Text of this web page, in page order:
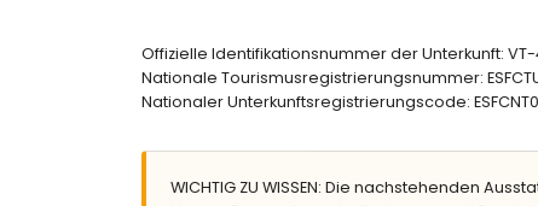
Außenbereich der Wohnung
Großes und eingezäuntes Grundstück
Gemeinschaftlicher Garten mit Rasen und
Offizielle Identifikationsnummer der Unterkunft:
Nationale Tourismusregistrierungsnummer:
Nationaler Unterkunftsregistrierungscode:
WICHTIG ZU WISSEN: Die nachstehenden